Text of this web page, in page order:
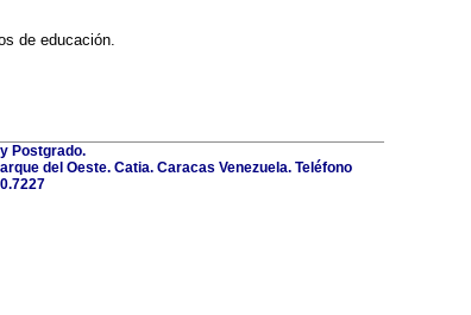
de educación.
Postgrado.
del Oeste. Catia. Caracas Venezuela. Teléfono